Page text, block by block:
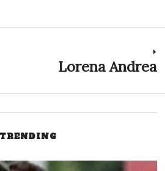
Lorena Andrea
TRENDING